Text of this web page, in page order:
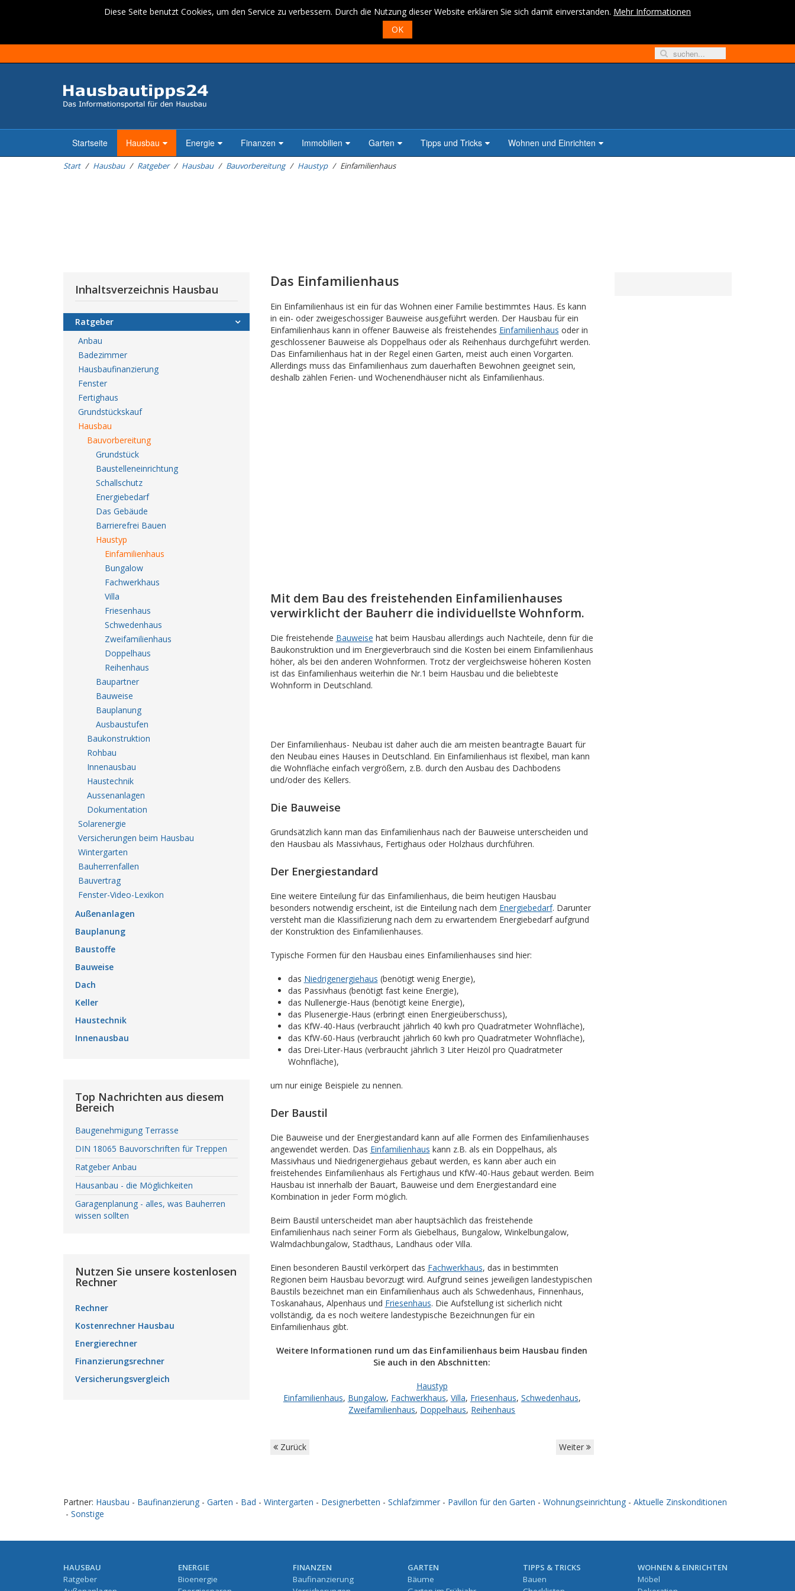
Diese Seite benutzt Cookies, um den Service zu verbessern. Durch die Nutzung dieser Website erklären Sie sich damit einverstanden. Mehr Informationen
OK
Startseite Hausbau Energie Finanzen Immobilien Garten Tipps und Tricks Wohnen und Einrichten
Start Hausbau Ratgeber Hausbau Bauvorbereitung Haustyp Einfamilienhaus
Das Einfamilienhaus
Ein Einfamilienhaus ist ein für das Wohnen einer Familie bestimmtes Haus. Es kann
in ein- oder zweigeschossiger Bauweise ausgeführt werden. Der Hausbau für ein
Einfamilienhaus kann in offener Bauweise als freistehendes Einfamilienhaus oder in
geschlossener Bauweise als Doppelhaus oder als Reihenhaus durchgeführt werden.
Das Einfamilienhaus hat in der Regel einen Garten, meist auch einen Vorgarten.
Allerdings muss das Einfamilienhaus zum dauerhaften Bewohnen geeignet sein,
deshalb zählen Ferien- und Wochenendhäuser nicht als Einfamilienhaus.
Mit dem Bau des freistehenden Einfamilienhauses
verwirklicht der Bauherr die individuellste Wohnform.
Die freistehende Bauweise hat beim Hausbau allerdings auch Nachteile, denn für die
Baukonstruktion und im Energieverbrauch sind die Kosten bei einem Einfamilienhaus
höher, als bei den anderen Wohnformen. Trotz der vergleichsweise höheren Kosten
ist das Einfamilienhaus weiterhin die Nr.1 beim Hausbau und die beliebteste
Wohnform in Deutschland.
Der Einfamilienhaus- Neubau ist daher auch die am meisten beantragte Bauart für
den Neubau eines Hauses in Deutschland. Ein Einfamilienhaus ist flexibel, man kann
die Wohnfläche einfach vergrößern, z.B. durch den Ausbau des Dachbodens
und/oder des Kellers.
Die Bauweise
Grundsätzlich kann man das Einfamilienhaus nach der Bauweise unterscheiden und
den Hausbau als Massivhaus, Fertighaus oder Holzhaus durchführen.
Der Energiestandard
Eine weitere Einteilung für das Einfamilienhaus, die beim heutigen Hausbau
besonders notwendig erscheint, ist die Einteilung nach dem Energiebedarf. Darunter
versteht man die Klassifizierung nach dem zu erwartendem Energiebedarf aufgrund
der Konstruktion des Einfamilienhauses.
Typische Formen für den Hausbau eines Einfamilienhauses sind hier:
das Niedrigenergiehaus (benötigt wenig Energie),
das Passivhaus (benötigt fast keine Energie),
das Nullenergie-Haus (benötigt keine Energie),
das Plusenergie-Haus (erbringt einen Energieüberschuss),
das KfW-40-Haus (verbraucht jährlich 40 kwh pro Quadratmeter Wohnfläche),
das KfW-60-Haus (verbraucht jährlich 60 kwh pro Quadratmeter Wohnfläche),
das Drei-Liter-Haus (verbraucht jährlich 3 Liter Heizöl pro Quadratmeter
Wohnfläche),
um nur einige Beispiele zu nennen.
Der Baustil
Die Bauweise und der Energiestandard kann auf alle Formen des Einfamilienhauses
angewendet werden. Das Einfamilienhaus kann z.B. als ein Doppelhaus, als
Massivhaus und Niedrigenergiehaus gebaut werden, es kann aber auch ein
freistehendes Einfamilienhaus als Fertighaus und KfW-40-Haus gebaut werden. Beim
Hausbau ist innerhalb der Bauart, Bauweise und dem Energiestandard eine
Kombination in jeder Form möglich.
Beim Baustil unterscheidet man aber hauptsächlich das freistehende
Einfamilienhaus nach seiner Form als Giebelhaus, Bungalow, Winkelbungalow,
Walmdachbungalow, Stadthaus, Landhaus oder Villa.
Einen besonderen Baustil verkörpert das Fachwerkhaus, das in bestimmten
Regionen beim Hausbau bevorzugt wird. Aufgrund seines jeweiligen landestypischen
Baustils bezeichnet man ein Einfamilienhaus auch als Schwedenhaus, Finnenhaus,
Toskanahaus, Alpenhaus und Friesenhaus. Die Aufstellung ist sicherlich nicht
vollständig, da es noch weitere landestypische Bezeichnungen für ein
Einfamilienhaus gibt.
Weitere Informationen rund um das Einfamilienhaus beim Hausbau finden
Sie auch in den Abschnitten:
Haustyp
Einfamilienhaus, Bungalow, Fachwerkhaus, Villa, Friesenhaus, Schwedenhaus,
Zweifamilienhaus, Doppelhaus, Reihenhaus
Zurück Weiter
Inhaltsverzeichnis Hausbau
Ratgeber
Anbau
Badezimmer
Hausbaufinanzierung
Fenster
Fertighaus
Grundstückskauf
Hausbau
Bauvorbereitung
Grundstück
Baustelleneinrichtung
Schallschutz
Energiebedarf
Das Gebäude
Barrierefrei Bauen
Haustyp
Einfamilienhaus
Bungalow
Fachwerkhaus
Villa
Friesenhaus
Schwedenhaus
Zweifamilienhaus
Doppelhaus
Reihenhaus
Baupartner
Bauweise
Bauplanung
Ausbaustufen
Baukonstruktion
Rohbau
Innenausbau
Haustechnik
Aussenanlagen
Dokumentation
Solarenergie
Versicherungen beim Hausbau
Wintergarten
Bauherrenfallen
Bauvertrag
Fenster-Video-Lexikon
Außenanlagen
Bauplanung
Baustoffe
Bauweise
Dach
Keller
Haustechnik
Innenausbau
Top Nachrichten aus diesem
Bereich
Baugenehmigung Terrasse
DIN 18065 Bauvorschriften für Treppen
Ratgeber Anbau
Hausanbau - die Möglichkeiten
Garagenplanung - alles, was Bauherren
wissen sollten
Nutzen Sie unsere kostenlosen
Rechner
Rechner
Kostenrechner Hausbau
Energierechner
Finanzierungsrechner
Versicherungsvergleich
Partner: Hausbau - Baufinanzierung - Garten - Bad - Wintergarten - Designerbetten - Schlafzimmer - Pavillon für den Garten - Wohnungseinrichtung - Aktuelle Zinskonditionen
- Sonstige
HAUSBAU
Ratgeber
ENERGIE
Bioenergie
FINANZEN
Baufinanzierung
GARTEN
Bäume
TIPPS & TRICKS
Bauen
WOHNEN & EINRICHTEN
Möbel